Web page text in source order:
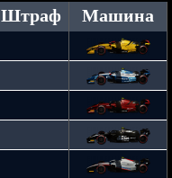
Штраф Машина